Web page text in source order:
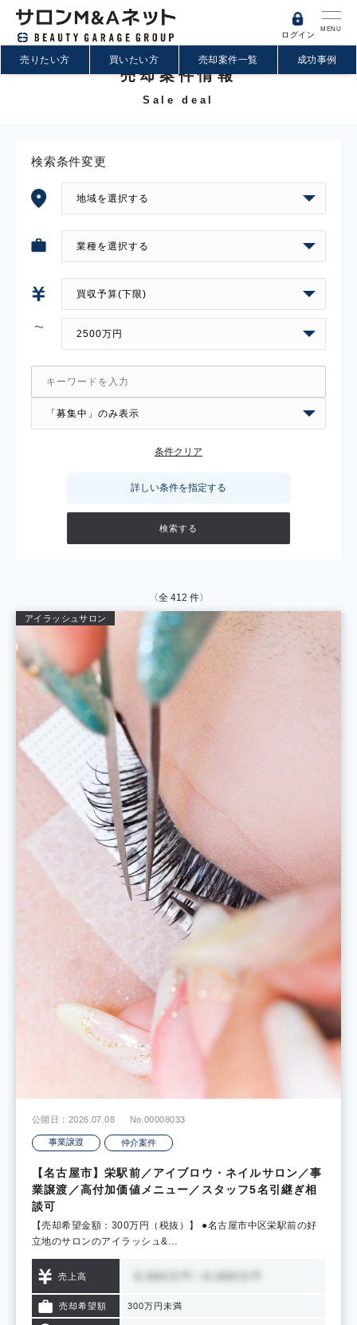
MENU
ログイン
売りたい方 買いたい方 売却案件一覧 成功事例
売却案件情報
Sale deal
検索条件変更
条件クリア
詳しい条件を指定する
〈全 412 件〉
アイラッシュサロン
公開日：2026.07.08 No.00008033
事業譲渡 仲介案件
【名古屋市】栄駅前／アイブロウ・ネイルサロン／事
業譲渡／高付加価値メニュー／スタッフ5名引継ぎ相
談可
【売却希望金額：300万円（税抜）】 ●名古屋市中区栄駅前の好
立地のサロンのアイラッシュ&…
売上高
売却希望額 300万円未満